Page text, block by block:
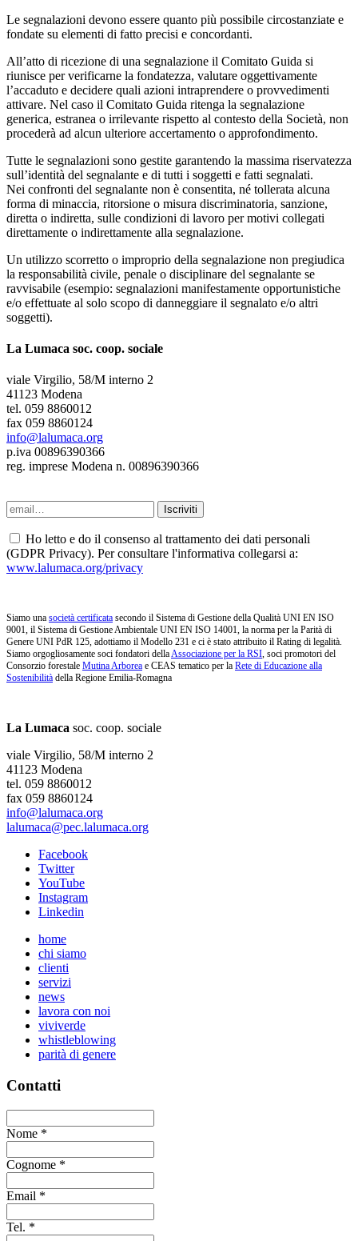
Le segnalazioni devono essere quanto più possibile circostanziate e
fondate su elementi di fatto precisi e concordanti.
All’atto di ricezione di una segnalazione il Comitato Guida si
riunisce per verificarne la fondatezza, valutare oggettivamente
l’accaduto e decidere quali azioni intraprendere o provvedimenti
attivare. Nel caso il Comitato Guida ritenga la segnalazione
generica, estranea o irrilevante rispetto al contesto della Società, non
procederà ad alcun ulteriore accertamento o approfondimento.
Tutte le segnalazioni sono gestite garantendo la massima riservatezza
sull’identità del segnalante e di tutti i soggetti e fatti segnalati.
Nei confronti del segnalante non è consentita, né tollerata alcuna
forma di minaccia, ritorsione o misura discriminatoria, sanzione,
diretta o indiretta, sulle condizioni di lavoro per motivi collegati
direttamente o indirettamente alla segnalazione.
Un utilizzo scorretto o improprio della segnalazione non pregiudica
la responsabilità civile, penale o disciplinare del segnalante se
ravvisabile (esempio: segnalazioni manifestamente opportunistiche
e/o effettuate al solo scopo di danneggiare il segnalato e/o altri
soggetti).
La Lumaca soc. coop. sociale
viale Virgilio, 58/M interno 2
41123 Modena
tel. 059 8860012
fax 059 8860124
info@lalumaca.org
p.iva 00896390366
reg. imprese Modena n. 00896390366
Ho letto e do il consenso al trattamento dei dati personali
(GDPR Privacy). Per consultare l'informativa collegarsi a:
www.lalumaca.org/privacy
Siamo una società certificata secondo il Sistema di Gestione della Qualità UNI EN ISO
9001, il Sistema di Gestione Ambientale UNI EN ISO 14001, la norma per la Parità di
Genere UNI PdR 125, adottiamo il Modello 231 e ci è stato attribuito il Rating di legalità.
Siamo orgogliosamente soci fondatori dellaAssociazione per la RSI, soci promotori del
Consorzio forestale Mutina Arborea e CEAS tematico per la Rete di Educazione alla
Sostenibilità della Regione Emilia-Romagna
La Lumaca soc. coop. sociale
viale Virgilio, 58/M interno 2
41123 Modena
tel. 059 8860012
fax 059 8860124
info@lalumaca.org
lalumaca@pec.lalumaca.org
Facebook
Twitter
YouTube
Instagram
Linkedin
home
chi siamo
clienti
servizi
news
lavora con noi
viviverde
whistleblowing
parità di genere
Contatti
Nome *
Cognome *
Email *
Tel. *